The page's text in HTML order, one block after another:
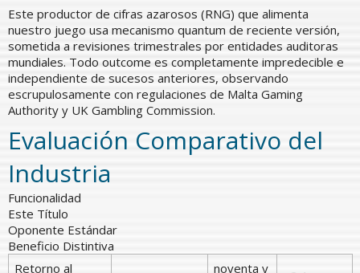
Este productor de cifras azarosos (RNG) que alimenta
nuestro juego usa mecanismo quantum de reciente versión,
sometida a revisiones trimestrales por entidades auditoras
mundiales. Todo outcome es completamente impredecible e
independiente de sucesos anteriores, observando
escrupulosamente con regulaciones de Malta Gaming
Authority y UK Gambling Commission.
Evaluación Comparativo del
Industria
Funcionalidad
Este Título
Oponente Estándar
Beneficio Distintiva
Retorno al
noventa y